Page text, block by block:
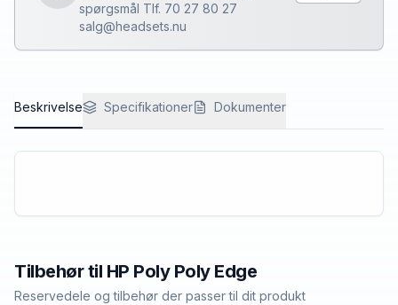
spørgsmål Tlf. 70 27 80 27
salg@headsets.nu
Beskrivelse Specifikationer Dokumenter
Tilbehør til HP Poly Poly Edge
Reservedele og tilbehør der passer til dit produkt